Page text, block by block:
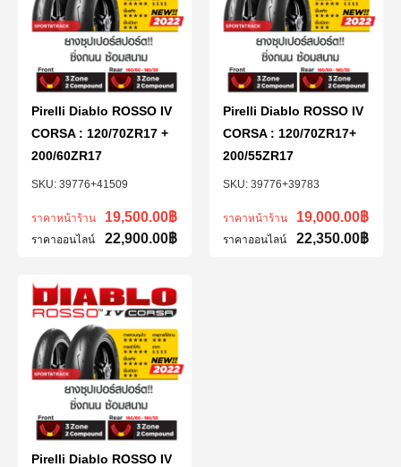
39776+41509
Pirelli Diablo ROSSO IV
CORSA : 120/70ZR17 +
200/60ZR17
ราคาหน้าร้าน 19,500.00฿
ราคาออนไลน์ 22,900.00฿
39776+39783
Pirelli Diablo ROSSO IV
CORSA : 120/70ZR17+
200/55ZR17
ราคาหน้าร้าน 19,000.00฿
ราคาออนไลน์ 22,350.00฿
Pirelli Diablo ROSSO IV